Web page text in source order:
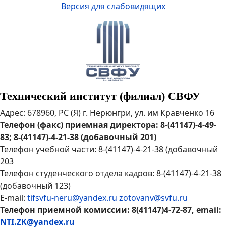
Версия для слабовидящих
Технический институт (филиал) СВФУ
Адрес: 678960, РС (Я) г. Нерюнгри, ул. им Кравченко 16
Телефон (факс) приемная директора: 8-(41147)-4-49-
83; 8-(41147)-4-21-38 (добавочный 201)
Телефон учебной части: 8-(41147)-4-21-38 (добавочный
203
Телефон студенческого отдела кадров: 8-(41147)-4-21-38
(добавочный 123)
E-mail: tifsvfu-neru@yandex.ru zotovanv@svfu.ru
Телефон приемной комиссии: 8(41147)4-72-87, email:
NTI.ZK@yandex.ru